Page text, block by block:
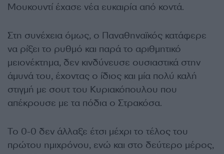
Μουκουντί έχασε νέα ευκαιρία από κοντά.
Στη συνέχεια όμως, ο Παναθηναϊκός κατάφερε
να ρίξει το ρυθμό και παρά το αριθμητικό
μειονέκτημα, δεν κινδύνευσε ουσιαστικά στην
άμυνά του, έχοντας ο ίδιος και μία πολύ καλή
στιγμή με σουτ του Κυριακόπουλου που
απέκρουσε με τα πόδια ο Στρακόσα.
Το 0-0 δεν άλλαξε έτσι μέχρι το τέλος του
πρώτου ημιχρόνου, ενώ και στο δεύτερο μέρος,